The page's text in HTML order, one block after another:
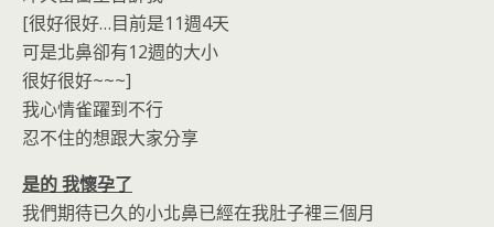
[很好很好…目前是11週4天
可是北鼻卻有12週的大小
很好很好~~~]
我心情雀躍到不行
忍不住的想跟大家分享
是的 我懷孕了
我們期待已久的小北鼻已經在我肚子裡三個月